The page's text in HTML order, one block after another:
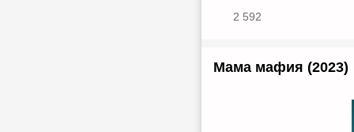
2 592
Мама мафия (2023)